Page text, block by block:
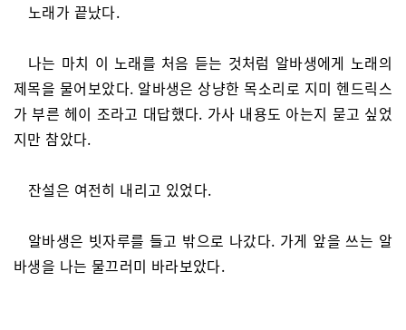
노래가 끝났다.
나는 마치 이 노래를 처음 듣는 것처럼 알바생에게 노래의
제목을 물어보았다. 알바생은 상냥한 목소리로 지미 헨드릭스
가 부른 헤이 조라고 대답했다. 가사 내용도 아는지 묻고 싶었
지만 참았다.
잔설은 여전히 내리고 있었다.
알바생은 빗자루를 들고 밖으로 나갔다. 가게 앞을 쓰는 알
바생을 나는 물끄러미 바라보았다.